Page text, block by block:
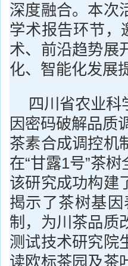
深度融合。本次
学术报告环节，
术、前沿趋势展
化、智能化发展
四川省农业
因密码破解品质
茶素合成调控机
在“甘露1号”茶
该研究成功构建
揭示了茶树基
制，为川茶品质
测试技术研究院
读欧标茶园及茶